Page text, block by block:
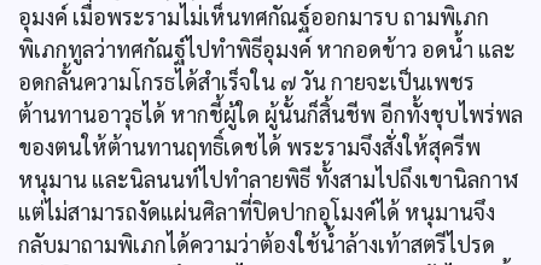
อุมงค์ เมื่อพระรามไม่เห็นทศกัณฐ์ออกมารบ ถามพิเภก
พิเภกทูลว่าทศกัณฐ์ไปทำพิธีอุมงค์ หากอดข้าว อดน้ำ และ
อดกลั้นความโกรธได้สำเร็จใน ๗ วัน กายจะเป็นเพชร
ต้านทานอาวุธได้ หากชี้ผู้ใด ผู้นั้นก็สิ้นชีพ อีกทั้งชุบไพร่พล
ของตนให้ต้านทานฤทธิ์เดชได้ พระรามจึงสั่งให้สุครีพ
หนุมาน และนิลนนท์ไปทำลายพิธี ทั้งสามไปถึงเขานิลกาฬ
แต่ไม่สามารถงัดแผ่นศิลาที่ปิดปากอุโมงค์ได้ หนุมานจึง
กลับมาถามพิเภกได้ความว่าต้องใช้น้ำล้างเท้าสตรีไปรด